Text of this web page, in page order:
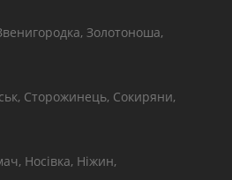
Золотоноша,
Сторожинець, Сокиряни,
Носівка, Ніжин,